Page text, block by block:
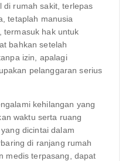
di rumah sakit, terlepas
tetaplah manusia
termasuk hak untuk
bahkan setelah
izin, apalagi
pelanggaran serius
kehilangan yang
waktu serta ruang
dicintai dalam
di ranjang rumah
medis terpasang, dapat